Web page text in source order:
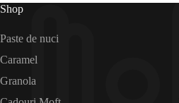
Shop
Paste de nuci
Caramel
Granola